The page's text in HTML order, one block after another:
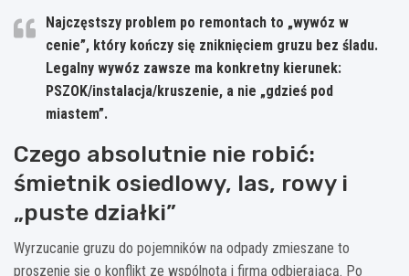
Najczęstszy problem po remontach to „wywóz w
cenie”, który kończy się zniknięciem gruzu bez śladu.
Legalny wywóz zawsze ma konkretny kierunek:
PSZOK/instalacja/kruszenie, a nie „gdzieś pod
miastem”.
Czego absolutnie nie robić:
śmietnik osiedlowy, las, rowy i
„puste działki”
Wyrzucanie gruzu do pojemników na odpady zmieszane to
proszenie się o konflikt ze wspólnotą i firmą odbierającą. Po